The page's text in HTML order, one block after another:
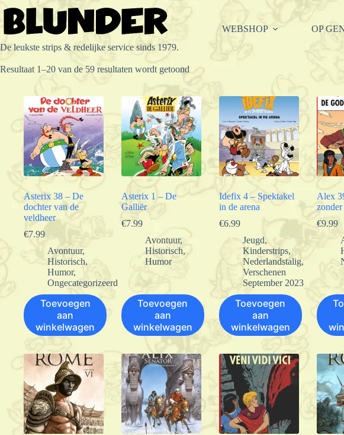
Ga
naar
inhoud
De leukste strips & redelijke service sinds 1979.
WEBSHOP OP
Resultaat 1–20 van de 59 resultaten wordt getoond
op
Asterix 38 – De
dochter van de
veldheer
€7.99
Avontuur,
Historisch,
Humor,
Ongecategorizeerd
Toevoegen
aan
winkelwagen
Asterix 1 – De
Galliër
€7.99
Avontuur,
Historisch,
Humor
Toevoegen
aan
winkelwagen
Idefix 4 – Spektakel
in de arena
€6.99
Jeugd,
Kinderstrips,
Nederlandstalig,
Verschenen
September 2023
Toevoegen
aan
winkelwagen
Alex
zonder
€9.99